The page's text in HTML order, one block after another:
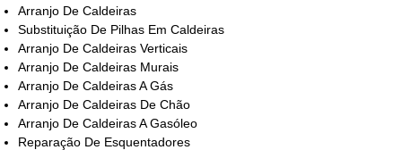
Arranjo De Caldeiras
Substituição De Pilhas Em Caldeiras
Arranjo De Caldeiras Verticais
Arranjo De Caldeiras Murais
Arranjo De Caldeiras A Gás
Arranjo De Caldeiras De Chão
Arranjo De Caldeiras A Gasóleo
Reparação De Esquentadores